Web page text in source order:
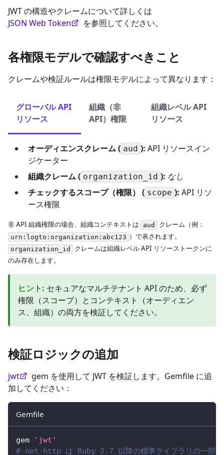
JWT の構造やクレームについて詳しくは
JSON Web Token
を参照してください。
各権限モデルで確認すべきこと
クレームや検証ルールは権限モデルによって異なります：
グローバル API
リソース
組織（非
API）権限
組織レベル API
リソース
オーディエンスクレーム ( aud ): API リソースイン
ジケーター
組織クレーム ( organization_id ): なし
チェックするスコープ（権限） ( scope ): API リソ
ース権限
非 API 組織権限の場合、組織コンテキストは aud クレーム（例：
urn:logto:organization:abc123 ）で表されます。
organization_id
クレームは組織レベル API リソーストークンに
のみ存在します。
ヒント: セキュアなマルチテナント API のため、必ず
権限（スコープ）とコンテキスト（オーディエン
ス、組織）の両方を検証してください。
検証ロジックの追加
jwt
gem を使用して JWT を検証します。Gemfile に追
加してください：
Gemfile
gem
'jwt'
# net-http は Ruby 2.7 以降の標準ライブラリの一部な